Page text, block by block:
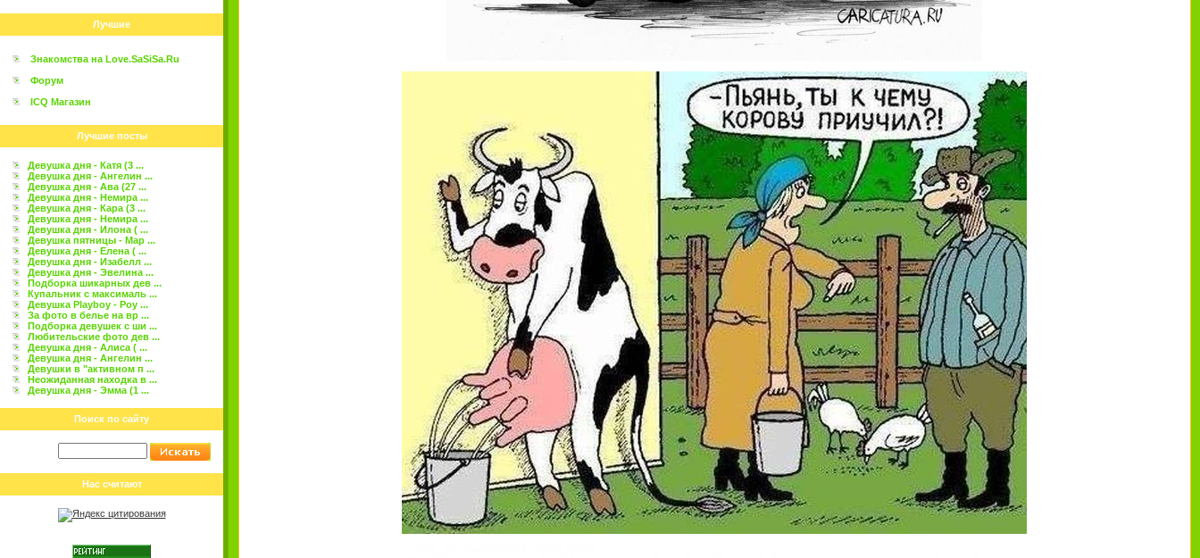
Лучшие
Знакомства на Love.SaSiSa.Ru
Форум
ICQ Магазин
Лучшие посты
Девушка дня - Катя (3 ...
Девушка дня - Ангелин ...
Девушка дня - Ава (27 ...
Девушка дня - Немира ...
Девушка дня - Кара (3 ...
Девушка дня - Немира ...
Девушка дня - Илона ( ...
Девушка пятницы - Мар ...
Девушка дня - Елена ( ...
Девушка дня - Изабелл ...
Девушка дня - Эвелина ...
Подборка шикарных дев ...
Купальник с максималь ...
Девушка Playboy - Роу ...
За фото в белье на вр ...
Подборка девушек с ши ...
Любительские фото дев ...
Девушка дня - Алиса ( ...
Девушка дня - Ангелин ...
Девушки в "активном п ...
Неожиданная находка в ...
Девушка дня - Эмма (1 ...
Поиск по сайту
Нас считают